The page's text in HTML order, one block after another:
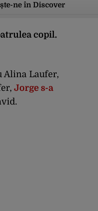
ne în Discover
copil.
Alina Laufer,
Jorge s-a